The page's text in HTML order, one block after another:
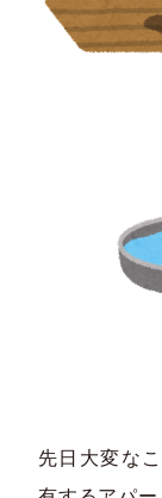
先日大変な